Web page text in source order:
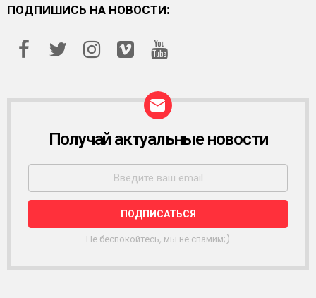
ПОДПИШИСЬ НА НОВОСТИ:
С
Ы
Л
К
Получай актуальные новости
Не беспокойтесь, мы не спамим;)